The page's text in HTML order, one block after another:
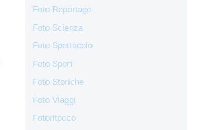
Foto Reportage
Foto Scienza
Foto Spettacolo
Foto Sport
Foto Storiche
Foto Viaggi
Fotoritocco